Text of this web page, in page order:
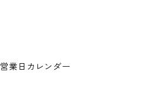
営業日カレンダー